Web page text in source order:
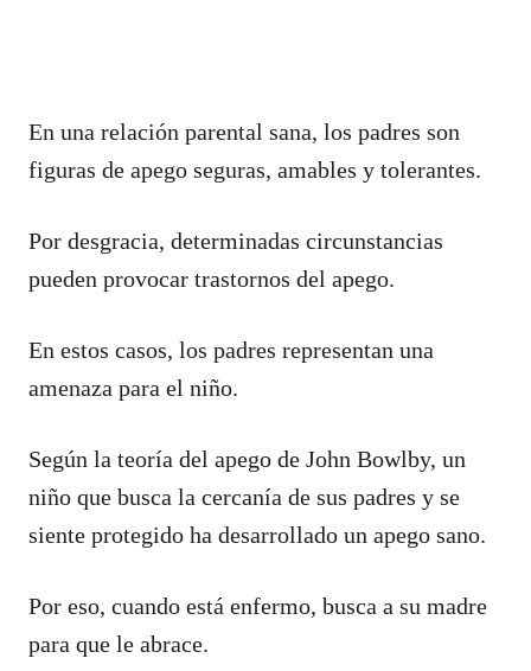
En una relación parental sana, los padres son
figuras de apego seguras, amables y tolerantes.
Por desgracia, determinadas circunstancias
pueden provocar trastornos del apego.
En estos casos, los padres representan una
amenaza para el niño.
Según la teoría del apego de John Bowlby, un
niño que busca la cercanía de sus padres y se
siente protegido ha desarrollado un apego sano.
Por eso, cuando está enfermo, busca a su madre
para que le abrace.